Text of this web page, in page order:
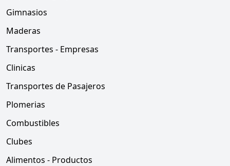
Gimnasios
Maderas
Transportes - Empresas
Clinicas
Transportes de Pasajeros
Plomerias
Combustibles
Clubes
Alimentos - Productos